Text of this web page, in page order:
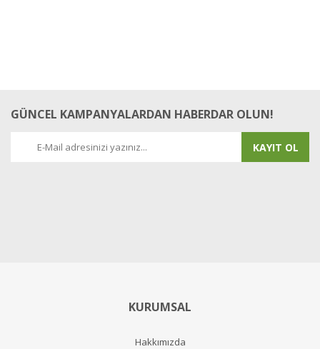
GÜNCEL KAMPANYALARDAN HABERDAR OLUN!
KAYIT OL
KURUMSAL
Hakkımızda